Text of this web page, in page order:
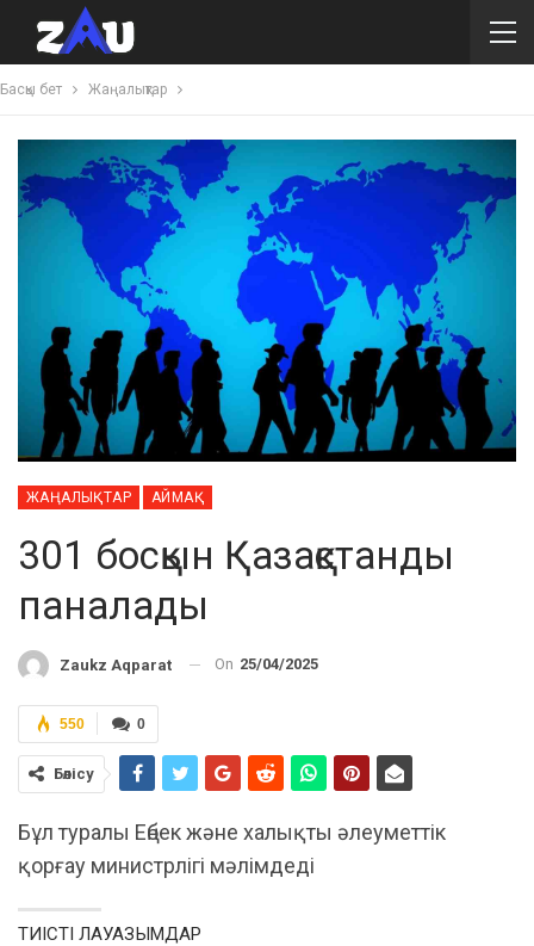
Басқы бет Жаңалықтар
ЖАҢАЛЫҚТАР АЙМАҚ
301 босқын Қазақстанды
паналады
Zaukz Aqparat On 25/04/2025
0
550
Бөлісу
Бұл туралы Еңбек және халықты әлеуметтік
қорғау министрлігі мәлімдеді
ТИІСТІ ЛАУАЗЫМДАР